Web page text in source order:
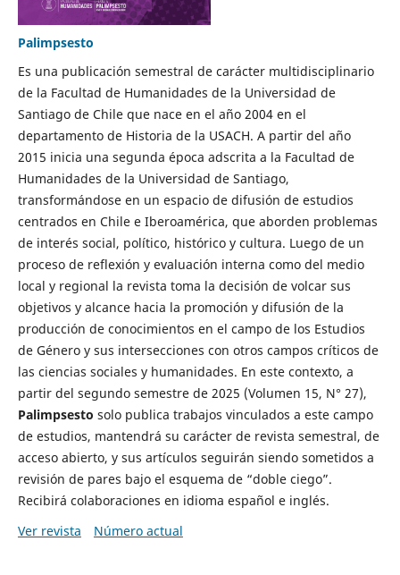
Palimpsesto
Es una publicación semestral de carácter multidisciplinario
de la Facultad de Humanidades de la Universidad de
Santiago de Chile que nace en el año 2004 en el
departamento de Historia de la USACH. A partir del año
2015 inicia una segunda época adscrita a la Facultad de
Humanidades de la Universidad de Santiago,
transformándose en un espacio de difusión de estudios
centrados en Chile e Iberoamérica, que aborden problemas
de interés social, político, histórico y cultura. Luego de un
proceso de reflexión y evaluación interna como del medio
local y regional la revista toma la decisión de volcar sus
objetivos y alcance hacia la promoción y difusión de la
producción de conocimientos en el campo de los Estudios
de Género y sus intersecciones con otros campos críticos de
las ciencias sociales y humanidades. En este contexto, a
partir del segundo semestre de 2025 (Volumen 15, N° 27),
Palimpsesto solo publica trabajos vinculados a este campo
de estudios, mantendrá su carácter de revista semestral, de
acceso abierto, y sus artículos seguirán siendo sometidos a
revisión de pares bajo el esquema de “doble ciego”.
Recibirá colaboraciones en idioma español e inglés.
Ver revista
Número actual